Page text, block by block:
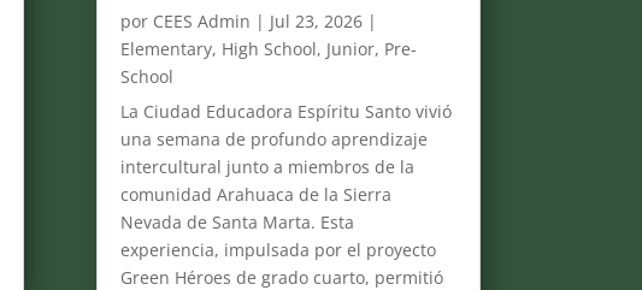
por CEES Admin | Jul 23, 2026|
Elementary, High School, Junior, Pre-
School
La Ciudad Educadora Espíritu Santo vivió
una semana de profundo aprendizaje
intercultural junto a miembros de la
comunidad Arahuaca de la Sierra
Nevada de Santa Marta. Esta
experiencia, impulsada por el proyecto
Green Héroes de grado cuarto, permitió